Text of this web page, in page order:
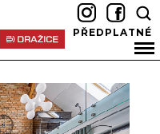
PŘEDPLATNÉ